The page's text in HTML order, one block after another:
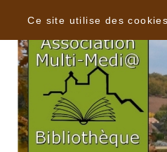
Ce site utilise des